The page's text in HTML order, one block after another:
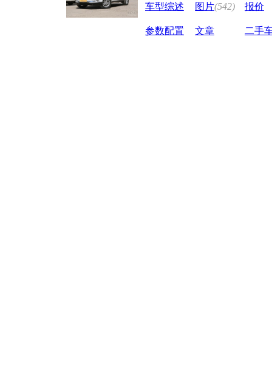
车型综述 图片(542) 报价
参数配置 文章 二手